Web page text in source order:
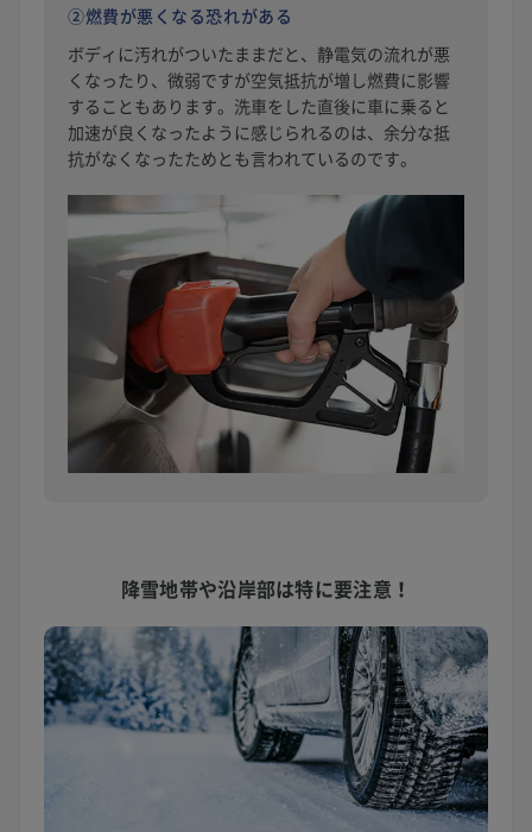
②燃費が悪くなる恐れがある
ボディに汚れがついたままだと、静電気の流れが悪
くなったり、微弱ですが空気抵抗が増し燃費に影響
することもあります。洗車をした直後に車に乗ると
加速が良くなったように感じられるのは、余分な抵
抗がなくなったためとも言われているのです。
降雪地帯や沿岸部は特に要注意！